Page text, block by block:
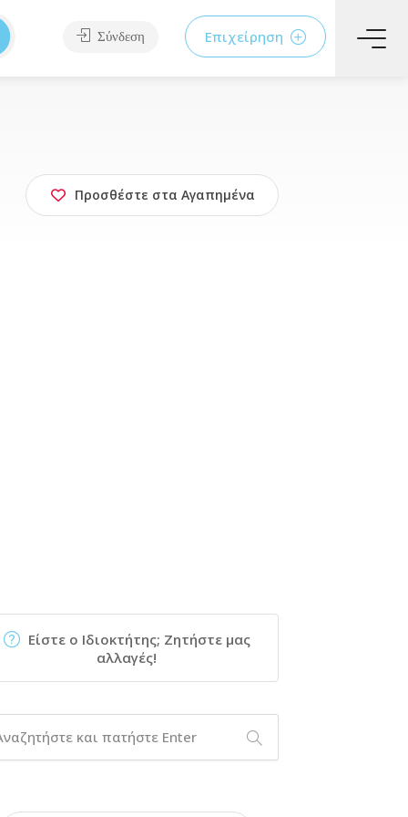
Σύνδεση Επιχείρηση
Προσθέστε στα Αγαπημένα
Είστε ο Ιδιοκτήτης; Ζητήστε μας
αλλαγές!